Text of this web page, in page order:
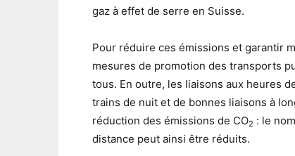
gaz à effet de serre en Suisse.
Pour réduire ces émissions et garantir
mesures de promotion des transports
tous. En outre, les liaisons aux heures
trains de nuit et de bonnes liaisons à
réduction des émissions de CO2 : le
distance peut ainsi être réduits.